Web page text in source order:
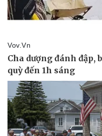
Thông tin doanh nghiệp
Doanh nghiệp 24h
Vì cộng đồng